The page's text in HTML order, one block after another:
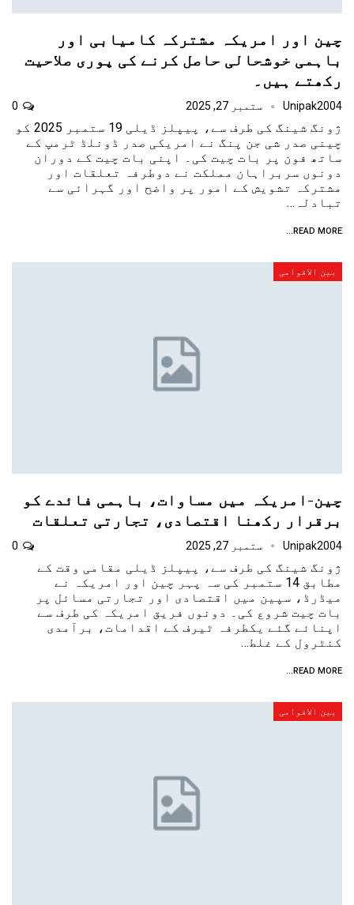
چین اور امریکہ مشترکہ کامیابی اور
باہمی خوشحالی حاصل کرنے کی پوری صلاحیت
رکھتے ہیں۔
Unipak2004 ستمبر 27, 2025
ژونگ شینگ کی طرف سے، پیپلز ڈیلی 19 ستمبر 2025 کو
چینی صدر شی جن پنگ نے امریکی صدر ڈونلڈ ٹرمپ کے
ساتھ فون پر بات چیت کی۔ اپنی بات چیت کے دوران
دونوں سربراہان مملکت نے دوطرفہ تعلقات اور
مشترکہ تشویش کے امور پر واضح اور گہرائی سے
تبادلہ…
READ MORE...
بین الاقوامی
چین-امریکہ میں مساوات، باہمی فائدے کو
برقرار رکھنا اقتصادی، تجارتی تعلقات
Unipak2004 ستمبر 27, 2025
ژونگ شینگ کی طرف سے، پیپلز ڈیلی مقامی وقت کے
مطابق 14 ستمبر کی سہ پہر چین اور امریکہ نے
میڈرڈ، سپین میں اقتصادی اور تجارتی مسائل پر
بات چیت شروع کی۔ دونوں فریق امریکہ کی طرف سے
اپنائے گئے یکطرفہ ٹیرف کے اقدامات، برآمدی
کنٹرول کے غلط…
READ MORE...
بین الاقوامی